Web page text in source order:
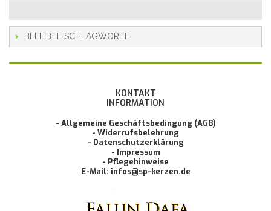
BELIEBTE SCHLAGWORTE
KONTAKT
INFORMATION
- Allgemeine Geschäftsbedingung (AGB)
- Widerrufsbelehrung
- Datenschutzerklärung
- Impressum
- Pflegehinweise
E-Mail: infos@sp-kerzen.de